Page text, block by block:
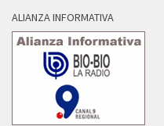
ALIANZA INFORMATIVA